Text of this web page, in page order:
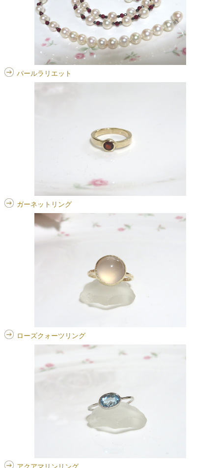
パールラリエット
ガーネットリング
ローズクォーツリング